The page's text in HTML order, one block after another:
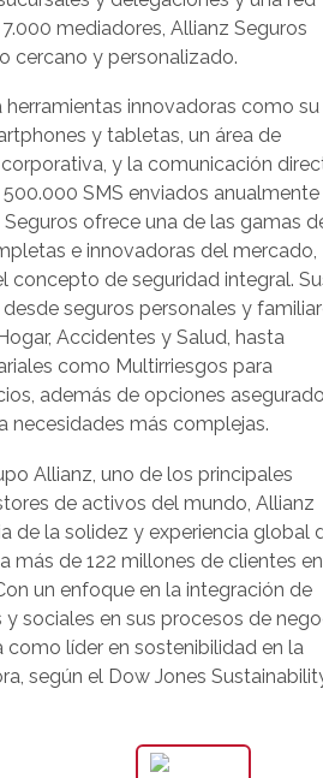
mediadores, Allianz Seguros
cercano y personalizado.
innovadoras como su
y tabletas, un área de
y la comunicación
SMS enviados anualmente
ofrece una de las gamas
e innovadoras del mercado,
concepto de seguridad integral.
seguros personales y
Accidentes y Salud, hasta
como Multirriesgos para
además de opciones
necesidades más complejas.
Allianz, uno de los principales
de activos del mundo, Allianz
de la solidez y experiencia global
más de 122 millones de clientes en
un enfoque en la integración de
sociales en sus procesos de
como líder en sostenibilidad en la
según el Dow Jones